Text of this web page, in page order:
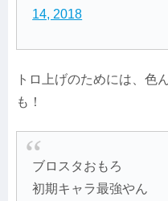
14, 2018
トロ上げのためには、色
も！
ブロスタおもろ
初期キャラ最強やん